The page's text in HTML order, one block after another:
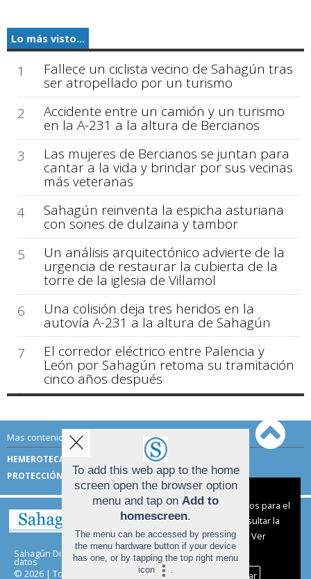
Lo más visto...
1 Fallece un ciclista vecino de Sahagún tras
ser atropellado por un turismo
2
Accidente entre un camión y un turismo
en la A-231 a la altura de Bercianos
3
Las mujeres de Bercianos se juntan para
cantar a la vida y brindar por sus vecinas
más veteranas
4
Sahagún reinventa la espicha asturiana
con sones de dulzaina y tambor
5
Un análisis arquitectónico advierte de la
urgencia de restaurar la cubierta de la
torre de la iglesia de Villamol
6
Una colisión deja tres heridos en la
autovía A-231 a la altura de Sahagún
7
El corredor eléctrico entre Palencia y
León por Sahagún retoma su tramitación
cinco años después
Mas contenido de Sahagún Digital:
HEMEROTECA
TÉRMINOS DE USO
PROTECCIÓN DE DATOS
Sahagún Digital | Términos de uso|Protección de
datos
© 2026 | Todos los derechos reservados
To add this web app to the home
screen open the browser option
menu and tap on Add to
homescreen.
The menu can be accessed by pressing
the menu hardware button if your device
has one, or by tapping the top right menu
icon
.
Aviso sobre el Uso de cookies:
Utilizamos cookies nuestras y de terceros para el
funcionamiento del digital. Puedes consultar la
lista de cookies y como desconectarlas.
Ver
nuestra Política de Privacidad y Cookies
Aceptar Cookies
Personalizar